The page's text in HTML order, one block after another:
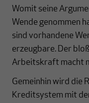
Womit seine
Wende genommen
sind vorhandene
erzeugbare. Der
Arbeitskraft macht
Gemeinhin wird die
Kreditsystem mit